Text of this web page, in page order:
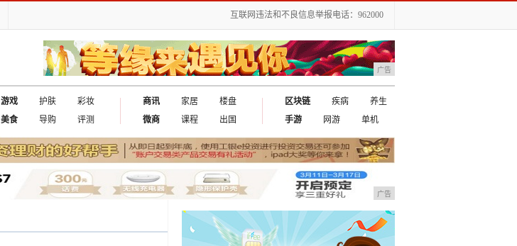
互联网违法和不良信息举报电话：962000
广告
游戏 护肤
彩妆
美食
导购 评测
商讯 家居
楼盘
微商
课程 出国
区块链 疾病
养生
手游
网游 单机
广告